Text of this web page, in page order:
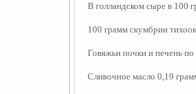
В голландском сыре в 100
100 грамм скумбрии
Говяжьи почки и печень
Сливочное масло 0,19